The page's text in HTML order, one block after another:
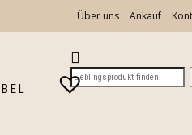
Über uns Ankauf